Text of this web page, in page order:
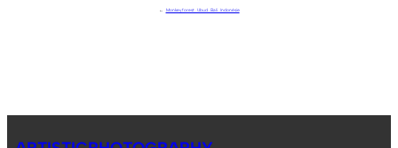
← Monkey forest . Ubud . Bali . Indonésie